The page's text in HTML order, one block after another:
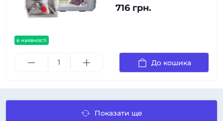
в наявності
716 грн.
До кошика
Показати ще